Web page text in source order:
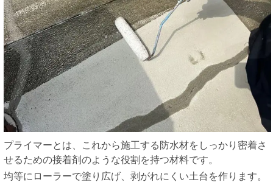
プライマーとは、これから施工する防水材をしっかり密着さ
せるための接着剤のような役割を持つ材料です。
均等にローラーで塗り広げ、剥がれにくい土台を作ります。